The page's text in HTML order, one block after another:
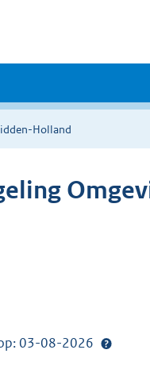
Holland
03-08-2026